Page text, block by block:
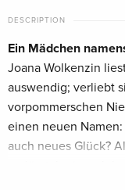
DESCRIPTION
Ein Mädchen
Joana Wolkenzin
auswendig; verliebt
vorpommerschen
einen neuen
auch neues Glück?
wackligen Bahnen